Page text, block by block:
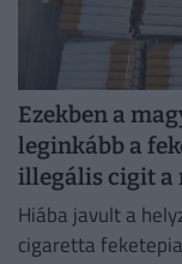
Ezekben a
leginkább a
illegális cigit a
Hiába javult a
cigaretta